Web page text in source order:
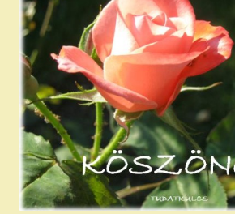
TAROT ELEMZÉS MEGRENDELÉSE
AJÁNDÉKOKKAL!